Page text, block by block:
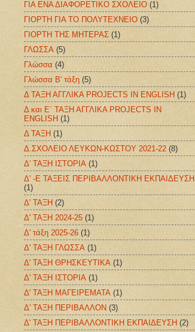
ΓΙΑ ΕΝΑ ΔΙΑΦΟΡΕΤΙΚΟ ΣΧΟΛΕΙΟ (1)
ΓΙΟΡΤΗ ΓΙΑ ΤΟ ΠΟΛΥΤΕΧΝΕΙΟ (3)
ΓΙΟΡΤΗ ΤΗΣ ΜΗΤΕΡΑΣ (1)
ΓΛΩΣΣΑ (5)
Γλώσσα (4)
Γλώσσα Β' τάξη (5)
Δ ΤΑΞΗ ΑΓΓΛΙΚΑ PROJECTS IN ENGLISH (1)
Δ και E΄ ΤΑΞΗ ΑΓΓΛΙΚΑ PROJECTS IN
ENGLISH (1)
Δ ΤΑΞΗ (1)
Δ.ΣΧΟΛΕΙΟ ΛΕΥΚΩΝ-ΚΩΣΤΟΥ 2021-22 (8)
Δ' ΤΑΞΗ ΙΣΤΟΡΙΑ (1)
Δ' -Ε ΤΑΞΕΙΣ ΠΕΡΙΒΑΛΛΟΝΤΙΚΗ ΕΚΠΑΙΔΕΥΣΗ
(1)
Δ' ΤΑΞΗ (2)
Δ' ΤΑΞΗ 2024-25 (1)
Δ' τάξη 2025-26 (1)
Δ' ΤΑΞΗ ΓΛΩΣΣΑ (1)
Δ' ΤΑΞΗ ΘΡΗΣΚΕΥΤΙΚΑ (1)
Δ' ΤΑΞΗ ΙΣΤΟΡΙΑ (1)
Δ' ΤΑΞΗ ΜΑΓΕΙΡΕΜΑΤΑ (1)
Δ' ΤΑΞΗ ΠΕΡΙΒΑΛΛΟΝ (3)
Δ' ΤΑΞΗ ΠΕΡΙΒΑΛΛΟΝΤΙΚΗ ΕΚΠΑΙΔΕΥΣΗ (2)